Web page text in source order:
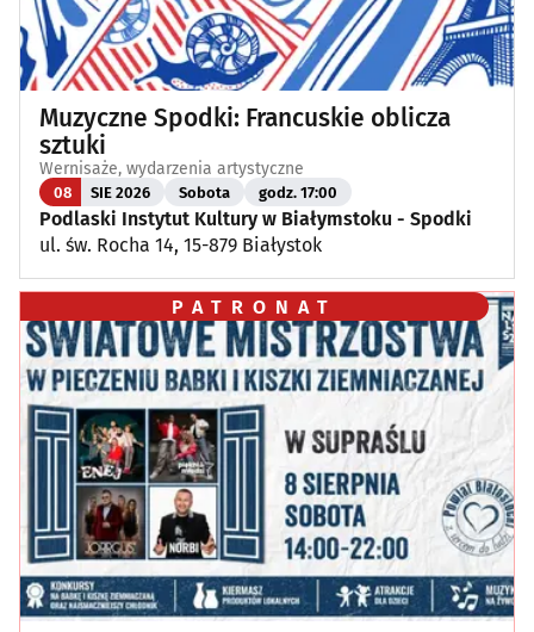
Muzyczne Spodki: Francuskie oblicza
sztuki
Wernisaże, wydarzenia artystyczne
08 SIE 2026 Sobota godz. 17:00
Podlaski Instytut Kultury w Białymstoku - Spodki
ul. św. Rocha 14, 15-879 Białystok
PATRONAT